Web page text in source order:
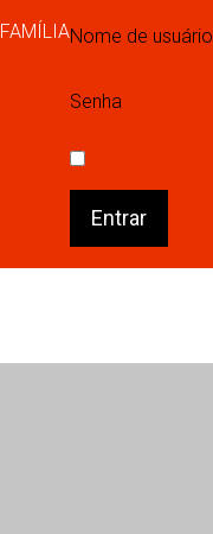
FAMÍLIANome de usuário
Senha